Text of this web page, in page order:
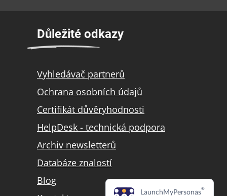
Důležité odkazy
Vyhledávač partnerů
Ochrana osobních údajů
Certifikát důvěryhodnosti
HelpDesk - technická podpora
Archiv newsletterů
Databáze znalostí
Blog